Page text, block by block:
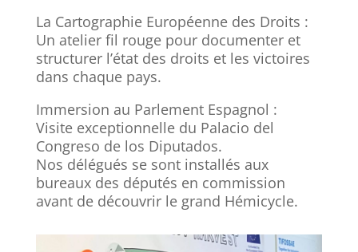
La Cartographie Européenne des Droits :
Un atelier fil rouge pour documenter et
structurer l’état des droits et les victoires
dans chaque pays.
Immersion au Parlement Espagnol :
Visite exceptionnelle du Palacio del
Congreso de los Diputados.
Nos délégués se sont installés aux
bureaux des députés en commission
avant de découvrir le grand Hémicycle.